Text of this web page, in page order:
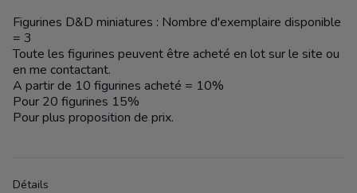
Description
Figurines D&D miniatures : Nombre d'exemplaire disponible
= 3
Toute les figurines peuvent être acheté en lot sur le site ou
en me contactant.
A partir de 10 figurines acheté = 10%
Pour 20 figurines 15%
Pour plus proposition de prix.
Détails